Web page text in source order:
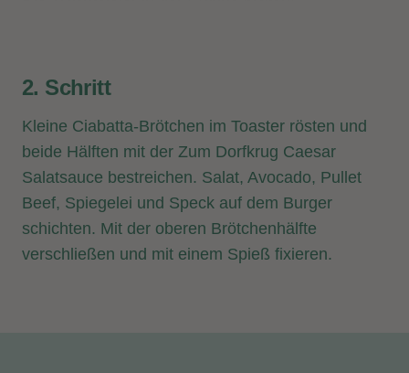
2. Schritt
Kleine Ciabatta-Brötchen im Toaster rösten und
beide Hälften mit der Zum Dorfkrug Caesar
Salatsauce bestreichen. Salat, Avocado, Pullet
Beef, Spiegelei und Speck auf dem Burger
schichten. Mit der oberen Brötchenhälfte
verschließen und mit einem Spieß fixieren.